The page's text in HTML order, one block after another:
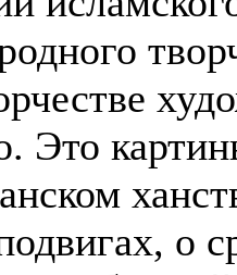
Это
о